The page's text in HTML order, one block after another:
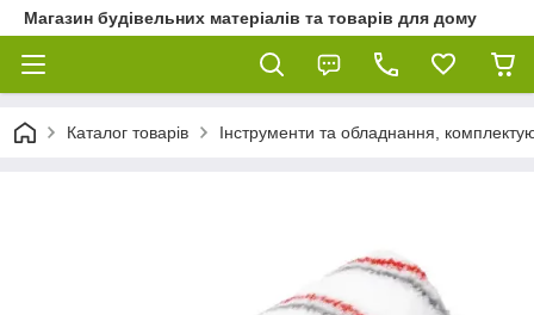
Магазин будівельних матеріалів та товарів для дому
Каталог товарів Інструменти та обладнання,